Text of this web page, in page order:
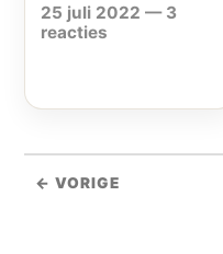
25 juli 2022 — 3
reacties
← VORIGE